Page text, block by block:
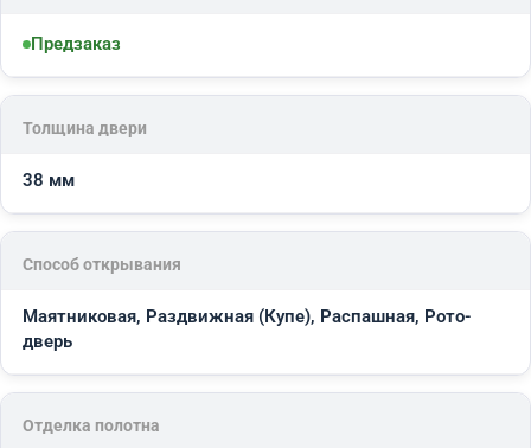
Предзаказ
Толщина двери
38 мм
Способ открывания
Маятниковая, Раздвижная (Купе), Распашная, Рото-
дверь
Отделка полотна